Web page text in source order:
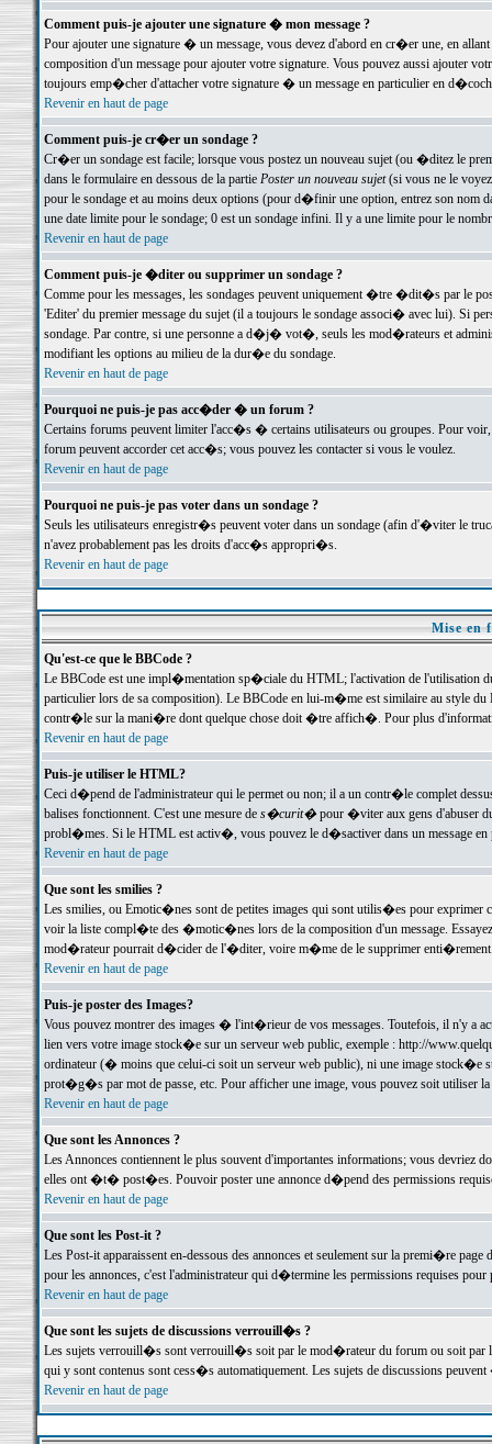
Comment puis-je ajouter une signature � mon message ?
Pour ajouter une signature � un message, vous devez d'abord en cr�er une, en
composition d'un message pour ajouter votre signature. Vous pouvez aussi ajouter
toujours emp�cher d'attacher votre signature � un message en particulier en
Revenir en haut de page
Comment puis-je cr�er un sondage ?
Cr�er un sondage est facile; lorsque vous postez un nouveau sujet (ou �ditez le
dans le formulaire en dessous de la partie Poster un nouveau sujet(si vous ne le voyez
pour le sondage et au moins deux options (pour d�finir une option, entrez son nom
une date limite pour le sondage; 0 est un sondage infini. Il y a une limite pour le
Revenir en haut de page
Comment puis-je �diter ou supprimer un sondage ?
Comme pour les messages, les sondages peuvent uniquement �tre �dit�s par le
'Editer' du premier message du sujet (il a toujours le sondage associ� avec lui). Si
sondage. Par contre, si une personne a d�j� vot�, seuls les mod�rateurs et
modifiant les options au milieu de la dur�e du sondage.
Revenir en haut de page
Pourquoi ne puis-je pas acc�der � un forum ?
Certains forums peuvent limiter l'acc�s � certains utilisateurs ou groupes. Pour
forum peuvent accorder cet acc�s; vous pouvez les contacter si vous le voulez.
Revenir en haut de page
Pourquoi ne puis-je pas voter dans un sondage ?
Seuls les utilisateurs enregistr�s peuvent voter dans un sondage (afin d'�viter le
n'avez probablement pas les droits d'acc�s appropri�s.
Revenir en haut de page
Mise en
Qu'est-ce que le BBCode ?
Le BBCode est une impl�mentation sp�ciale du HTML; l'activation de l'utilisation
particulier lors de sa composition). Le BBCode en lui-m�me est similaire au style
contr�le sur la mani�re dont quelque chose doit �tre affich�. Pour plus
Revenir en haut de page
Puis-je utiliser le HTML?
Ceci d�pend de l'administrateur qui le permet ou non; il a un contr�le complet
balises fonctionnent. C'est une mesure de s�curit�pour �viter aux gens d'abuser
probl�mes. Si le HTML est activ�, vous pouvez le d�sactiver dans un message en
Revenir en haut de page
Que sont les smilies ?
Les smilies, ou Emotic�nes sont de petites images qui sont utilis�es pour exprimer
voir la liste compl�te des �motic�nes lors de la composition d'un message.
mod�rateur pourrait d�cider de l'�diter, voire m�me de le supprimer
Revenir en haut de page
Puis-je poster des Images?
Vous pouvez montrer des images � l'int�rieur de vos messages. Toutefois, il n'y a
lien vers votre image stock�e sur un serveur web public, exemple : http://
ordinateur (� moins que celui-ci soit un serveur web public), ni une image stock�e
prot�g�s par mot de passe, etc. Pour afficher une image, vous pouvez soit
Revenir en haut de page
Que sont les Annonces ?
Les Annonces contiennent le plus souvent d'importantes informations; vous devriez
elles ont �t� post�es. Pouvoir poster une annonce d�pend des permissions
Revenir en haut de page
Que sont les Post-it ?
Les Post-it apparaissent en-dessous des annonces et seulement sur la premi�re
pour les annonces, c'est l'administrateur qui d�termine les permissions requises pour
Revenir en haut de page
Que sont les sujets de discussions verrouill�s ?
Les sujets verrouill�s sont verrouill�s soit par le mod�rateur du forum ou soit par
qui y sont contenus sont cess�s automatiquement. Les sujets de discussions
Revenir en haut de page